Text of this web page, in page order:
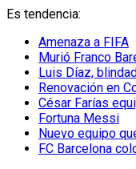
Es tendencia:
Amenaza a FIFA
Murió Franco
Luis Díaz,
Renovación en
César Farías
Fortuna Messi
Nuevo equipo
FC Barcelona